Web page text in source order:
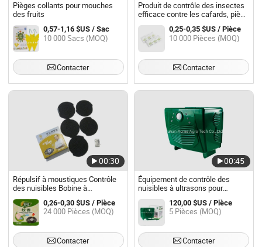
Pièges collants pour mouches
des fruits
0,57-1,16 $US / Sac
10 000 Sacs (MOQ)
Contacter
Produit de contrôle des insectes
efficace contre les cafards, piège
à colle pour tuer les cafards
0,25-0,35 $US / Pièce
10 000 Pièces (MOQ)
Contacter
00:30
Répulsif à moustiques Contrôle
des nuisibles Bobine à
moustiques
0,26-0,30 $US / Pièce
24 000 Pièces (MOQ)
Contacter
00:45
Équipement de contrôle des
nuisibles à ultrasons pour
oiseaux
120,00 $US / Pièce
5 Pièces (MOQ)
Contacter